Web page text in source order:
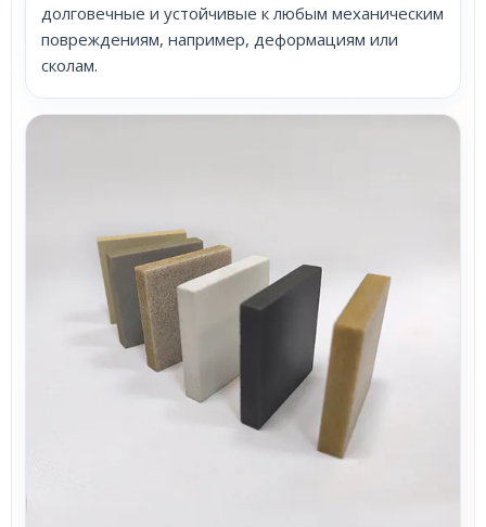
долговечные и устойчивые к любым механическим
повреждениям, например, деформациям или
сколам.